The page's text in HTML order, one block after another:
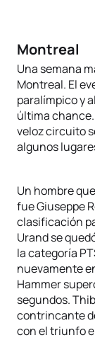
Montreal
Una semana
Montreal. El
paralímpico y
última
veloz circuito
algunos
Un hombre
fue Giuseppe
clasificación
Urand se
la categoría
nuevamente
Hammer
segundos.
contrincante
con el triunfo